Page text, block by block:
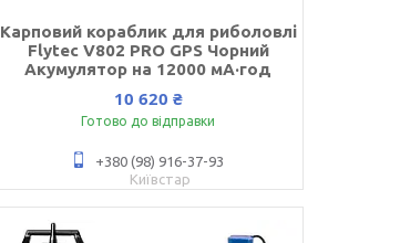
Карповий кораблик для риболовлі
Flytec V802 PRO GPS Чорний
Акумулятор на 12000 мА·год
10 620 ₴
Готово до відправки
+380 (98) 916-37-93
Київстар